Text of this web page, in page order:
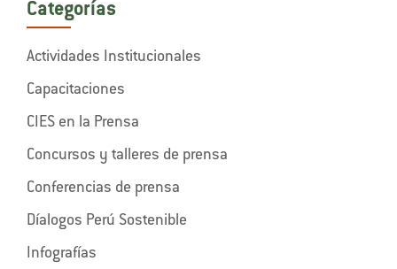
Categorías
Actividades Institucionales
Capacitaciones
CIES en la Prensa
Concursos y talleres de prensa
Conferencias de prensa
Díalogos Perú Sostenible
Infografías